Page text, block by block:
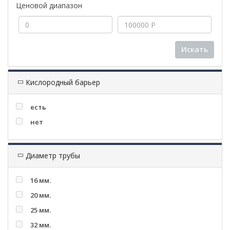
Ценовой диапазон
Искать
Кислородный барьер
есть
нет
Диаметр трубы
16 мм.
20 мм.
25 мм.
32 мм.